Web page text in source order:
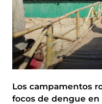
Los campamentos
focos de dengue en